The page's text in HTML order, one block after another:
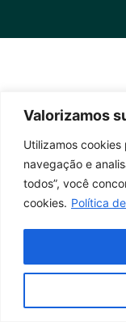
Valorizamos
Utilizamos
navegação e
todos”, você
cookies. Política